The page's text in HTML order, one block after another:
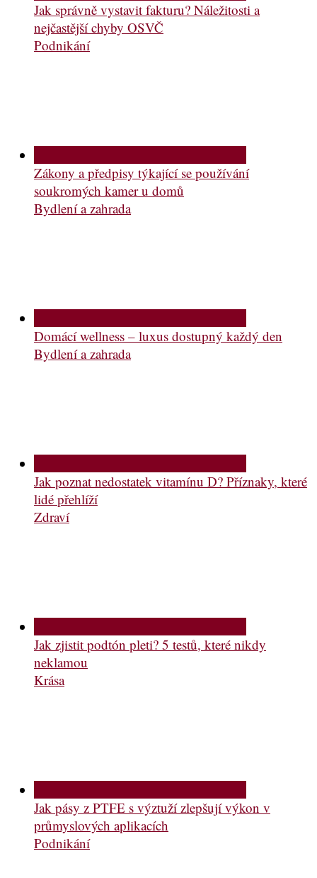
Jak správně vystavit fakturu? Náležitosti a
nejčastější chyby OSVČ
Podnikání
Zákony a předpisy týkající se používání
soukromých kamer u domů
Bydlení a zahrada
Domácí wellness – luxus dostupný každý den
Bydlení a zahrada
Jak poznat nedostatek vitamínu D? Příznaky, které
lidé přehlíží
Zdraví
Jak zjistit podtón pleti? 5 testů, které nikdy
neklamou
Krása
Jak pásy z PTFE s výztuží zlepšují výkon v
průmyslových aplikacích
Podnikání